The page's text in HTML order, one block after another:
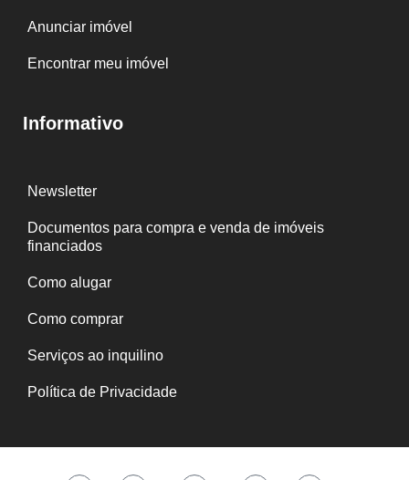
Anunciar imóvel
Encontrar meu imóvel
Informativo
Newsletter
Documentos para compra e venda de imóveis
financiados
Como alugar
Como comprar
Serviços ao inquilino
Política de Privacidade